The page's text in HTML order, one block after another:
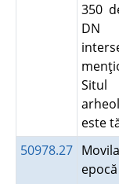
350
Situl
este
50978.27
epocă